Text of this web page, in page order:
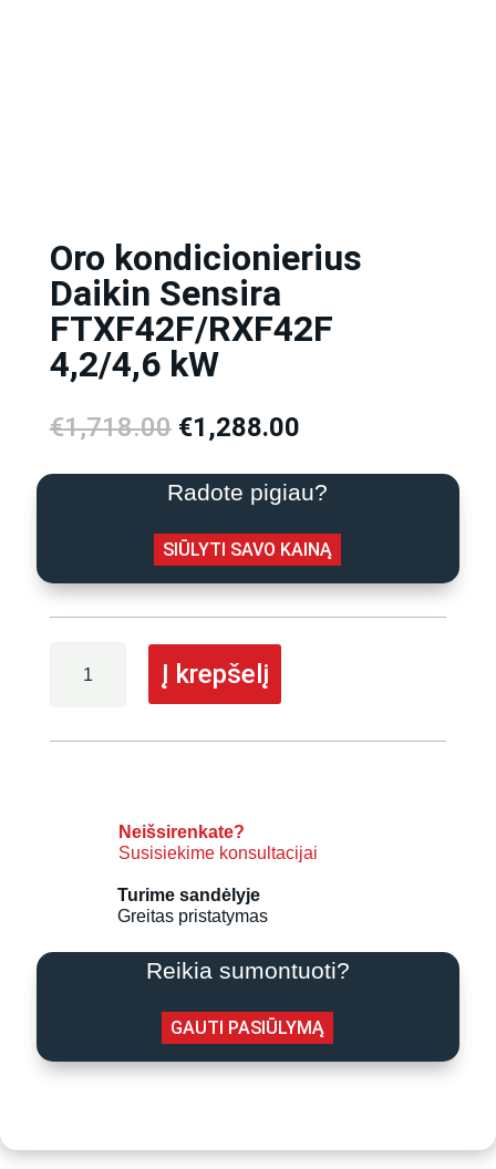
Oro kondicionierius
Daikin Sensira
FTXF42F/RXF42F
4,2/4,6 kW
€1,718.00 Original
price
was:
€1,718.00.
€1,288.00Current
is:
€1,288.00.
Radote pigiau?
SIŪLYTI SAVO KAINĄ
kiekis:
Į krepšelį
Neišsirenkate?
Susisiekime konsultacijai
Turime sandėlyje
Greitas pristatymas
Reikia sumontuoti?
GAUTI PASIŪLYMĄ